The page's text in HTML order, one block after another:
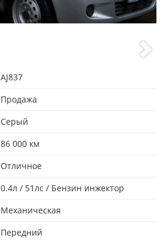
AJ837
Продажа
Серый
86 000 км
Отличноe
0.4л / 51лс / Бензин инжектор
Механическая
Передний